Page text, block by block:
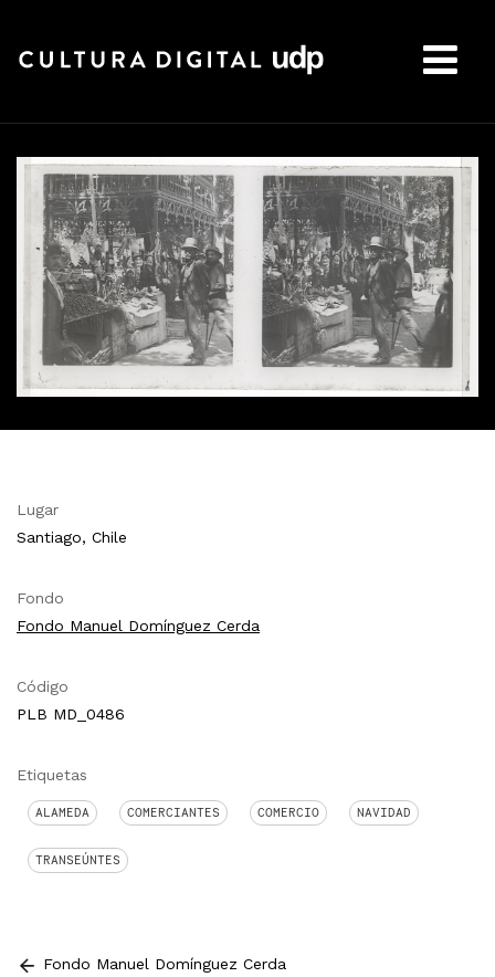
Lugar
Santiago, Chile
Fondo
Fondo Manuel Domínguez Cerda
Código
PLB MD_0486
Etiquetas
ALAMEDA COMERCIANTES COMERCIO NAVIDAD
TRANSEÚNTES
Fondo Manuel Domínguez Cerda